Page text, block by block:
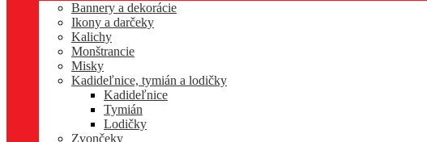
Bannery a dekorácie
Ikony a darčeky
Kalichy
Monštrancie
Misky
Kadideľnice, tymián a lodičky
Kadideľnice
Tymián
Lodičky
Zvončeky